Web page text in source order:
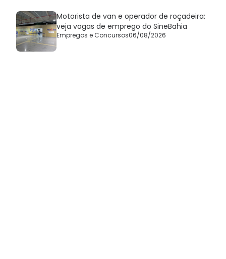
Motorista de van e operador de roçadeira:
veja vagas de emprego do SineBahia
Empregos e Concursos06/08/2026